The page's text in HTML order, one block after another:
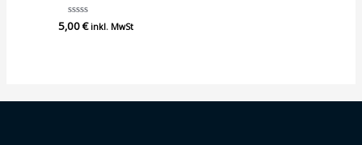
Bewertet
5,00€ inkl. MwSt